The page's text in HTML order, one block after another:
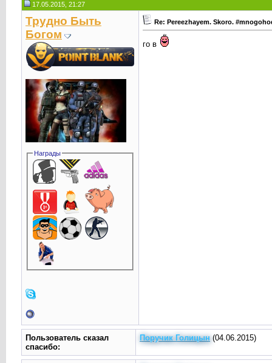
17.05.2015, 21:27
Трудно Быть
Богом
Награды
Re: Pereezhayem. Skoro.
го в
Пользователь сказал
cпасибо:
Поручик Голицын(04.06.2015)